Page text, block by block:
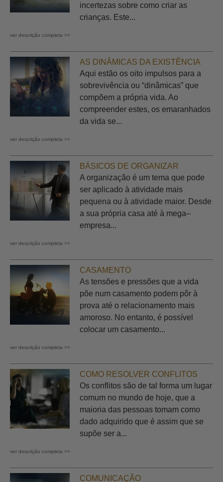
incertezas sobre como criar as
crianças. Este...
ver descrição completa >>
AS DINÂMICAS DA EXISTÊNCIA
Aqui estão os oito impulsos para a
sobrevivência ou “dinâmicas” que
compõem a própria vida. Ao
compreender estes, os emaranhados
da vida se...
ver descrição completa >>
BÁSICOS DE ORGANIZAR
A organização é um tema que pode
ser aplicado à atividade mais
pequena ou à atividade maior. Desde
a sua própria casa até à mega–
empresa...
ver descrição completa >>
CASAMENTO
As tensões e pressões que a vida
põe num casamento podem pôr à
prova até o relacionamento mais
amoroso. No entanto, é possível
colocar um casamento...
ver descrição completa >>
COMO RESOLVER CONFLITOS
Os conflitos são de tal forma um lugar
comum no mundo de hoje, que a
maioria das pessoas tomam como
dado adquirido que é assim que se
supõe ser a...
ver descrição completa >>
COMUNICAÇÃO